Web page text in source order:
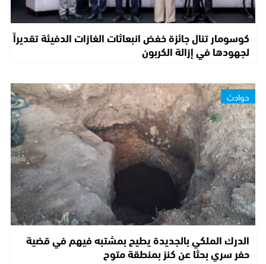
كوسومار تنال جائزة خفض انبعاثات الغازات الدفيئة تقديراً
لجهودها في إزالة الكربون
حوادث
الدرك الملكي بالجديدة يطيح بمشتبه فيهم في قضية
حفر سري بحثا عن كنز بمنطقة متوح